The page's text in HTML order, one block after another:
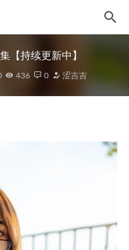
【持续更新中】
436 0 涩吉吉
谭小灵[90+1P/738MB]
2023-05-21